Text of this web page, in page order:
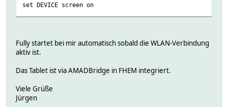
set DEVICE screen on
Fully startet bei mir automatisch sobald die WLAN-Verbindung
aktiv ist.
Das Tablet ist via AMADBridge in FHEM integriert.
Viele Grüße
Jürgen